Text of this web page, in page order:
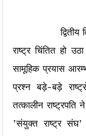
द्वितीय
राष्ट्र चिंतित हो
सामूहिक प्रयास
प्रश्न बड़े-बड़े
तत्कालीन राष्ट्रपति
’संयुक्त राष्ट्र